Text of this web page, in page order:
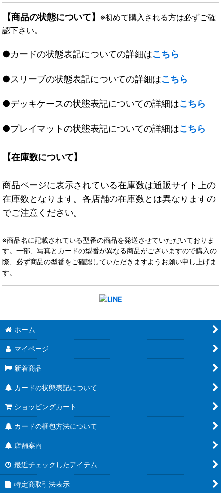
【商品の状態について】 ※初めて購入される方は必ずご確
認下さい。
●カードの状態表記についての詳細はこちら
●スリーブの状態表記についての詳細はこちら
●デッキケースの状態表記についての詳細はこちら
●プレイマットの状態表記についての詳細はこちら
【在庫数について】
商品ページに表示されている在庫数は通販サイト上の
在庫数となります。各店舗の在庫数とは異なりますの
でご注意ください。
※商品名に記載されている型番の商品を発送させていただいておりま
す。一部、写真とカードの型番が異なる商品がございますので購入の
際、必ず商品の型番をご確認していただきますようお願い申し上げま
す。
ホーム
マイページ
新着商品
カードの状態表記について
ショッピングカート
カードの梱包方法について
店舗案内
最近チェックしたアイテム
特定商取引法表示